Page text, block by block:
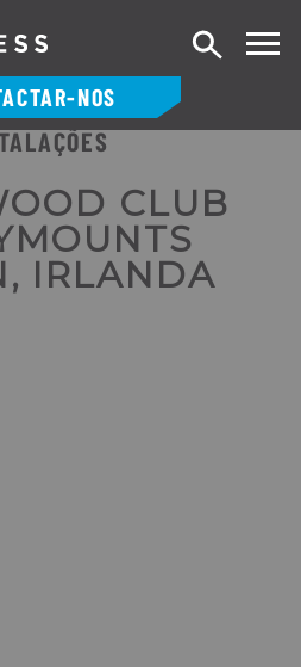
NOS
Pesquisar
CLUB
IRLANDA